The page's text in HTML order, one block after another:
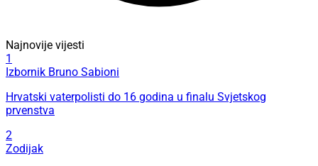
Najnovije vijesti
1
Izbornik Bruno Sabioni
Hrvatski vaterpolisti do 16 godina u finalu Svjetskog
prvenstva
2
Zodijak